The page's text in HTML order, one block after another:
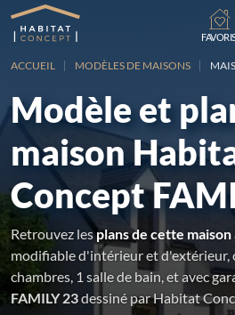
ACCUEIL MODÈLES DE MAISONS
Modèle et
maison
Concept
Retrouvez lesplans de cette maison
modifiable d'intérieur et d'extérieur,
chambres, 1 salle de bain, et avec
FAMILY 23dessiné par Habitat